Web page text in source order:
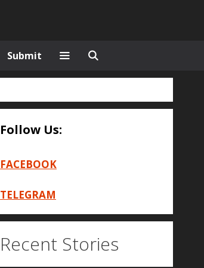
Submit
Follow Us:
FACEBOOK
TELEGRAM
Recent Stories